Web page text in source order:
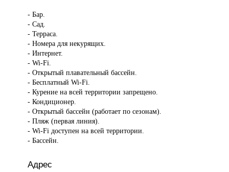
- Бар.
- Сад.
- Терраса.
- Номера для некурящих.
- Интернет.
- Wi-Fi.
- Открытый плавательный бассейн.
- Бесплатный Wi-Fi.
- Курение на всей территории запрещено.
- Кондиционер.
- Открытый бассейн (работает по сезонам).
- Пляж (первая линия).
- Wi-Fi доступен на всей территории.
- Бассейн.
Адрес